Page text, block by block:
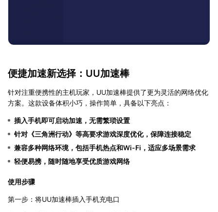
便捷加速新选择：UU加速棒
针对注重便携性的主机玩家，UU加速棒提供了更为灵活的网络优化
方案。这款设备体积小巧，操作简单，具备以下亮点：
插入手机即可启动加速，无需繁琐设置
针对《三角洲行动》等高要求游戏深度优化，保障连接稳定
兼容多种网络环境，包括手机热点和Wi-Fi，适应多场景需求
轻便易携，随时随地享受优质游戏网络
使用步骤
第一步：将UU加速棒插入手机充电口